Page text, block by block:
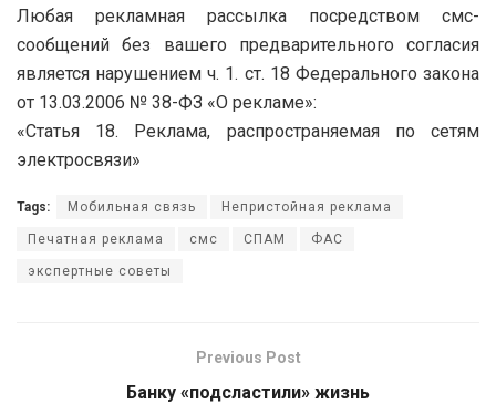
Любая рекламная рассылка посредством смс-
сообщений без вашего предварительного согласия
является нарушением ч. 1. ст. 18 Федерального закона
от 13.03.2006 № 38-ФЗ «О рекламе»:
«Статья 18. Реклама, распространяемая по сетям
электросвязи»
Tags: Мобильная связь Непристойная реклама
Печатная реклама смс СПАМ ФАС
экспертные советы
Previous Post
Банку «подсластили» жизнь